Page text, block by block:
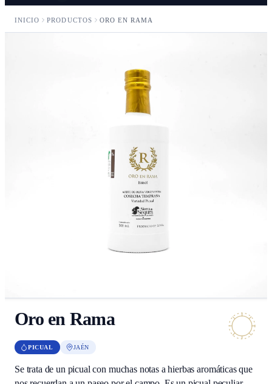
INICIO PRODUCTOS ORO EN RAMA
Oro en Rama
PICUAL JAÉN
Se trata de un picual con muchas notas a hierbas aromáticas que